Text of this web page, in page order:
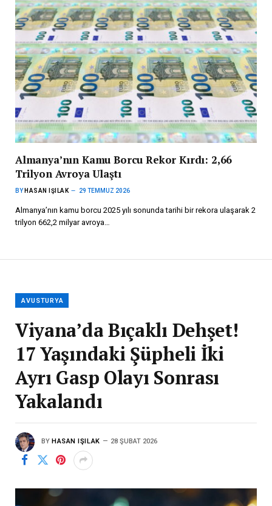
Almanya’nın Kamu Borcu Rekor Kırdı: 2,66
Trilyon Avroya Ulaştı
BY HASAN IŞILAK 29 TEMMUZ 2026
Almanya’nın kamu borcu 2025 yılı sonunda tarihi bir rekora ulaşarak 2
trilyon 662,2 milyar avroya…
AVUSTURYA
Viyana’da Bıçaklı Dehşet!
17 Yaşındaki Şüpheli İki
Ayrı Gasp Olayı Sonrası
Yakalandı
BY HASAN IŞILAK 28 ŞUBAT 2026